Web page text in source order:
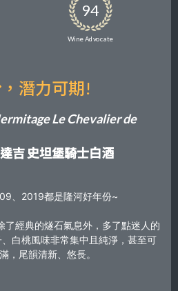
94
Wine Advocate
潛力可期!
Le Chevalier de
吉 史坦堡騎士白酒
、2019都是隆河好年份~
了經典的燧石氣息外，多了點迷人的
白桃風味非常集中且純淨，甚至可
，尾韻清新、悠長。